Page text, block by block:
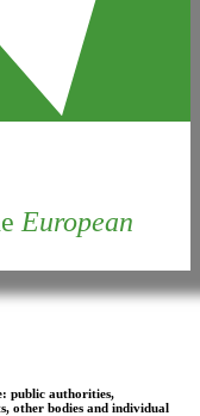
European
public authorities,
other bodies and individual